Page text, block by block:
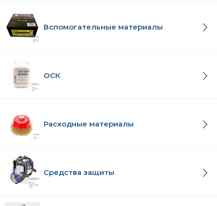
Вспомогательные материалы
ОСК
Расходные материалы
Средства защиты